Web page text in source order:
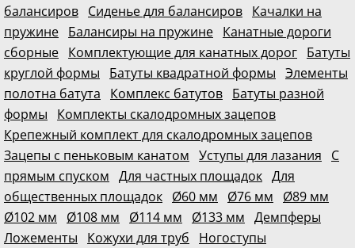
балансиров Сиденье для балансиров Качалки на
пружине Балансиры на пружине Канатные дороги
сборные Комплектующие для канатных дорог Батуты
круглой формы
Батуты квадратной формы Элементы
полотна батута
Комплекс батутов Батуты разной
формы
Комплекты скалодромных зацепов
Крепежный комплект для скалодромных зацепов
Зацепы с пеньковым канатом Уступы для лазания
С
прямым спуском Для частных площадок Для
общественных площадок Ø60 мм Ø76 мм
Ø89 мм
Ø102 мм
Ø108 мм Ø114 мм Ø133 мм Демпферы
Ложементы
Кожухи для труб
Ногоступы